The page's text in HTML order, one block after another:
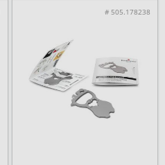
# 505.178238